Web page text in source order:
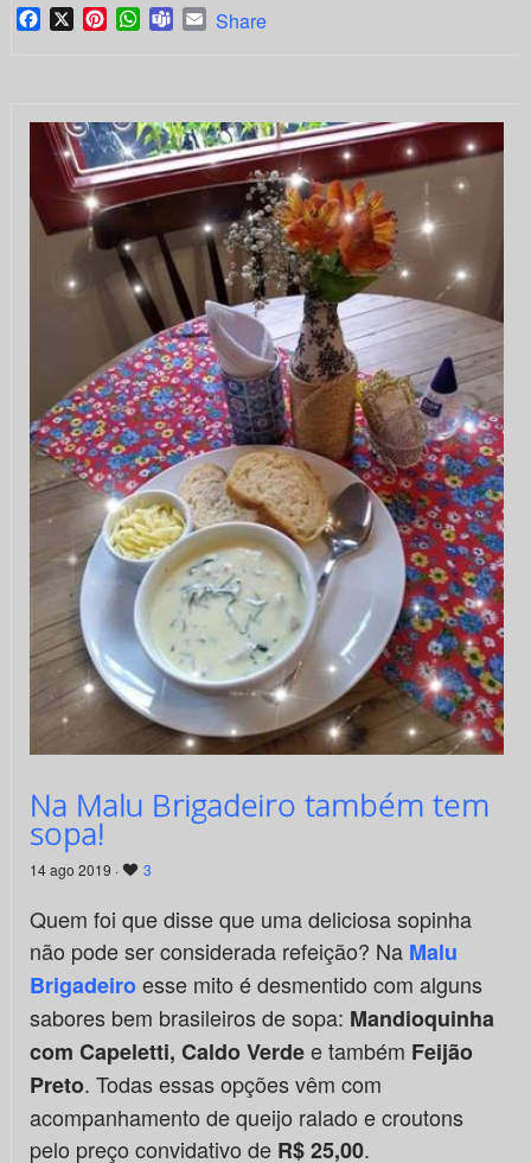
Facebook
X PinterestWhatsApp
TeamsEmail
Share
Na Malu Brigadeiro também tem
sopa!
14 ago 2019 · 3
Quem foi que disse que uma deliciosa sopinha
não pode ser considerada refeição? Na Malu
Brigadeiroesse mito é desmentido com alguns
sabores bem brasileiros de sopa: Mandioquinha
com Capeletti, Caldo Verdee também Feijão
Preto. Todas essas opções vêm com
acompanhamento de queijo ralado e croutons
pelo preço convidativo de R$ 25,00.